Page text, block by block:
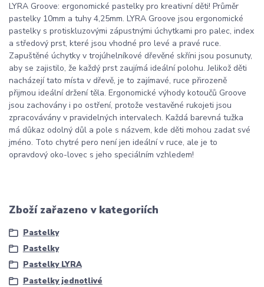
LYRA Groove: ergonomické pastelky pro kreativní děti! Průměr
pastelky 10mm a tuhy 4,25mm. LYRA Groove jsou ergonomické
pastelky s protiskluzovými zápustnými úchytkami pro palec, index
a středový prst, které jsou vhodné pro levé a pravé ruce.
Zapuštěné úchytky v trojúhelníkové dřevěné skříni jsou posunuty,
aby se zajistilo, že každý prst zaujímá ideální polohu. Jelikož děti
nacházejí tato místa v dřevě, je to zajímavé, ruce přirozeně
přijmou ideální držení těla. Ergonomické výhody kotoučů Groove
jsou zachovány i po ostření, protože vestavěné rukojeti jsou
zpracovávány v pravidelných intervalech. Každá barevná tužka
má důkaz odolný důl a pole s názvem, kde děti mohou zadat své
jméno. Toto chytré pero není jen ideální v ruce, ale je to
opravdový oko-lovec s jeho speciálním vzhledem!
Zboží zařazeno v kategoriích
Pastelky
Pastelky
Pastelky LYRA
Pastelky jednotlivé